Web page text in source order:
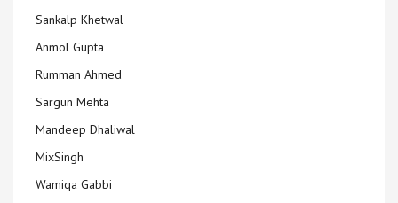
Sankalp Khetwal
Anmol Gupta
Rumman Ahmed
Sargun Mehta
Mandeep Dhaliwal
MixSingh
Wamiqa Gabbi